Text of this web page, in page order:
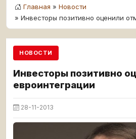
Главная » Новости
» Инвесторы позитивно оценили
НОВОСТИ
Инвесторы позитивно
евроинтеграции
28-11-2013